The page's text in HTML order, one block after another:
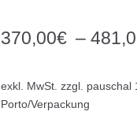
370,00€ –
exkl. MwSt. zzgl. pauschal
Porto/Verpackung